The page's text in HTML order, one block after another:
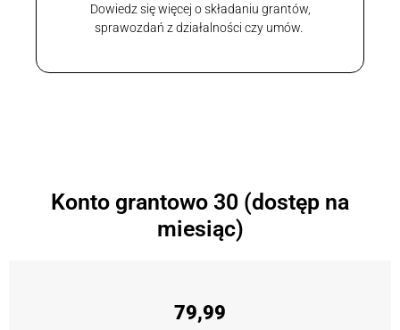
Dowiedz się więcej o składaniu grantów,
sprawozdań z działalności czy umów.
Konto grantowo 30 (dostęp na
miesiąc)
79,99